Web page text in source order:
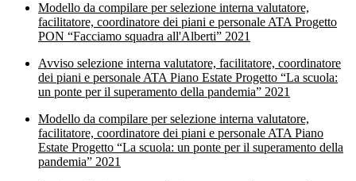
Modello da compilare per selezione interna valutatore,
facilitatore, coordinatore dei piani e personale ATA Progetto
PON “Facciamo squadra all'Alberti” 2021
Avviso selezione interna valutatore, facilitatore, coordinatore
dei piani e personale ATA Piano Estate Progetto “La scuola:
un ponte per il superamento della pandemia” 2021
Modello da compilare per selezione interna valutatore,
facilitatore, coordinatore dei piani e personale ATA Piano
Estate Progetto “La scuola: un ponte per il superamento della
pandemia” 2021